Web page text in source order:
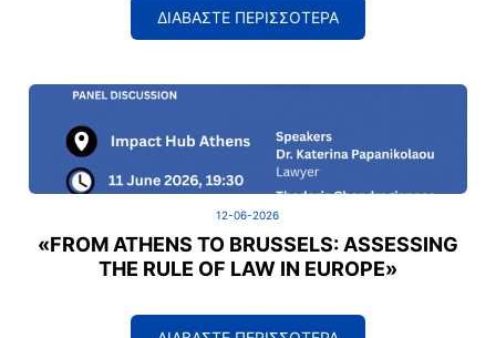
ΔΙΑΒΑΣΤΕ ΠΕΡΙΣΣΟΤΕΡΑ
12-06-2026
«FROM ATHENS TO BRUSSELS: ASSESSING
THE RULE OF LAW IN EUROPE»